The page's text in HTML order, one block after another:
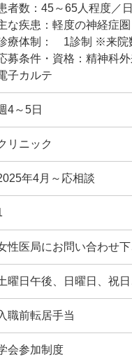
者数：45～65人程度／
な疾患：軽度の神経症圏
療体制： 1診制 ※来院
募条件・資格：精神科
子カルテ
4～5日
リニック
年4月～応相談
性医局にお問い合わせ
曜日午後、日曜日、祝
職前転居手当
会参加制度